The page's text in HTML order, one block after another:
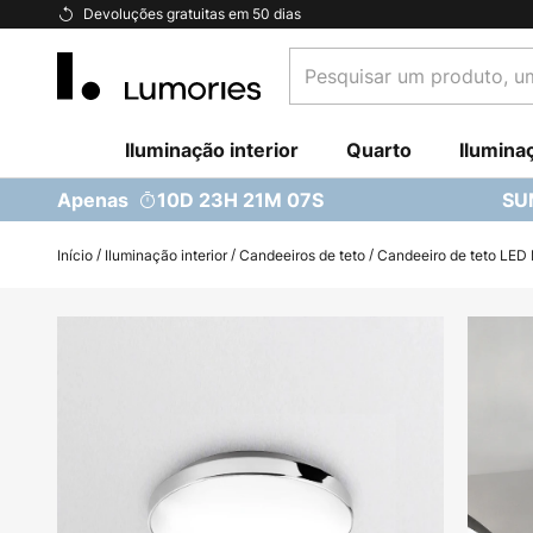
Devoluções gratuitas em 50 dias
Ir
Conteúdo
um
uma
categoria...
Iluminação interior Quarto
Apenas 10D 23H 21M 06S
Início Iluminação interior Candeeiros de teto Candeeiro de teto